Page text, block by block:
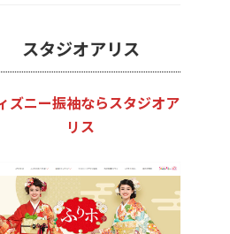
スタジオアリス
ズニー振袖ならスタジオア
リス